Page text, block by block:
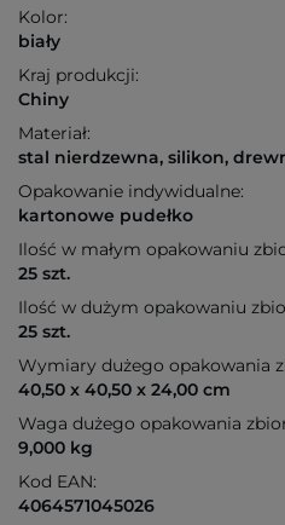
Kolor:
biały
Kraj produkcji:
Chiny
Materiał:
stal nierdzewna, silikon,
Opakowanie indywidualne:
kartonowe pudełko
Ilość w małym opakowaniu
25 szt.
Ilość w dużym opakowaniu
25 szt.
Wymiary dużego opakowania
40,50 x 40,50 x 24,00 cm
Waga dużego opakowania
9,000 kg
Kod EAN:
4064571045026